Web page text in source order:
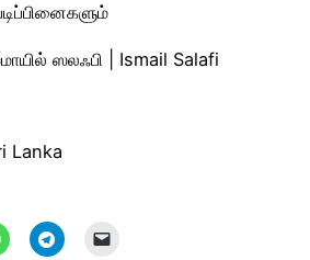
ஸலஃபி | Ismail Salafi
Lanka